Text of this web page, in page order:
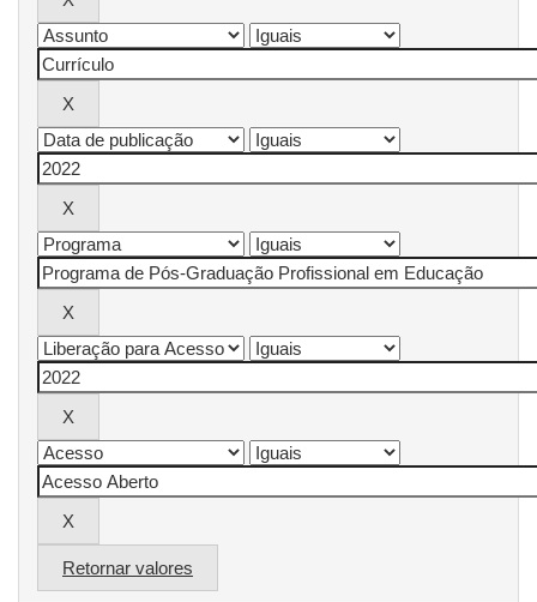
Retornar valores